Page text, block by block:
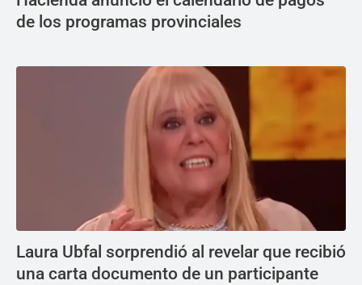
de los programas provinciales
Laura Ubfal sorprendió al revelar que recibió
una carta documento de un participante